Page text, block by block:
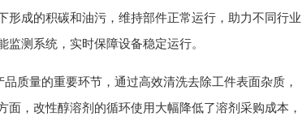
成的积碳和油污，维持部件正常运行，助力不同行业
测系统，实时保障设备稳定运行。
质量的重要环节，通过高效清洗去除工件表面杂质，
，改性醇溶剂的循环使用大幅降低了溶剂采购成本，